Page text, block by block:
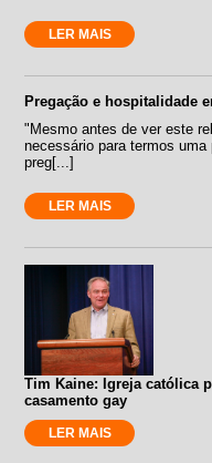
LER MAIS
Pregação e hospitalidade
"Mesmo antes de ver este
necessário para termos
preg[...]
LER MAIS
Tim Kaine: Igreja católica
casamento gay
LER MAIS